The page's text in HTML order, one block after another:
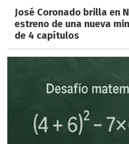
José Coronado brilla en
estreno de una nueva
de 4 capítulos